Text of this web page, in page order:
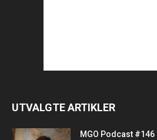
UTVALGTE ARTIKLER
MGO Podcast